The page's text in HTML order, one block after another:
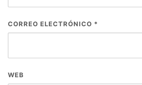
CORREO ELECTRÓNICO *
WEB